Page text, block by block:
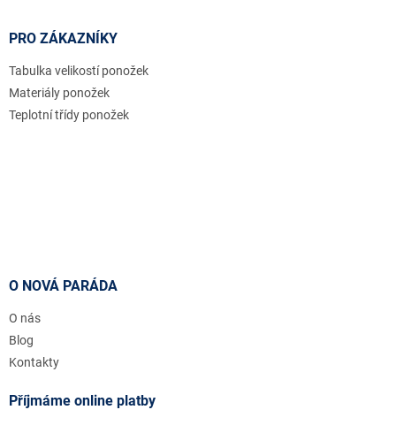
PRO ZÁKAZNÍKY
Tabulka velikostí ponožek
Materiály ponožek
Teplotní třídy ponožek
O NOVÁ PARÁDA
O nás
Blog
Kontakty
Příjmáme online platby